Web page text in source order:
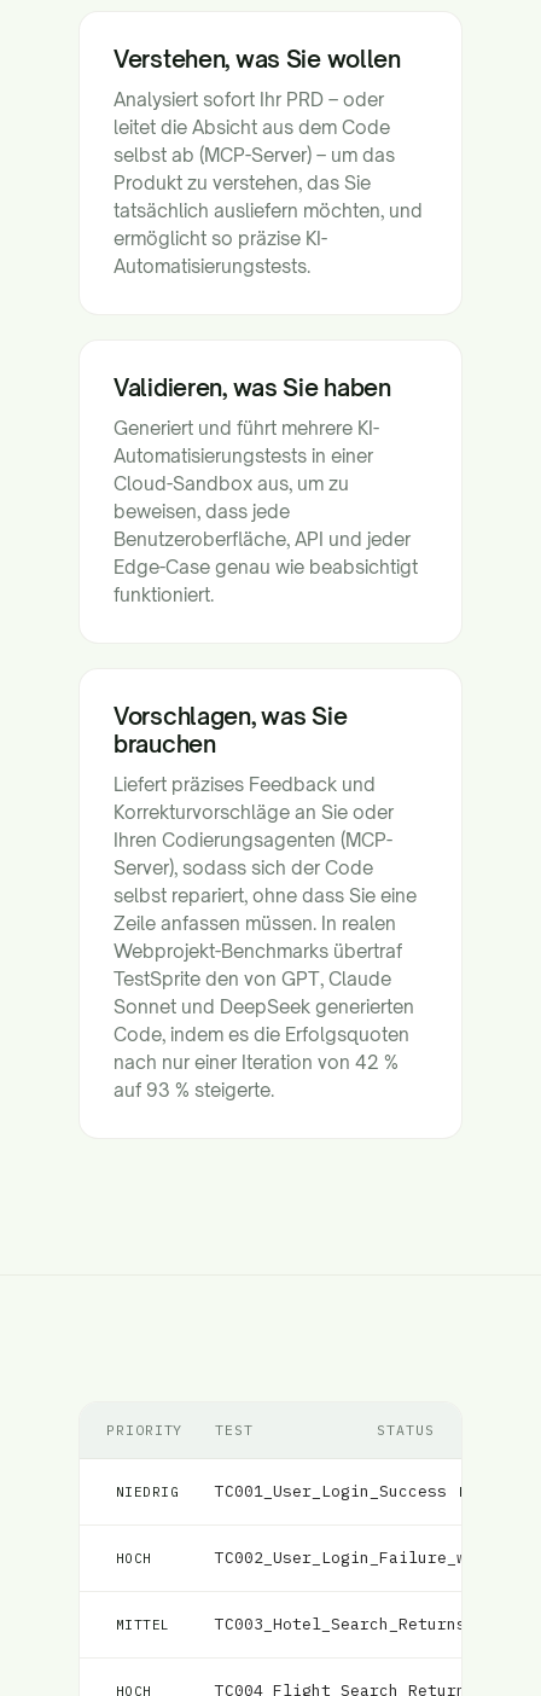
Verstehen, was Sie wollen
Analysiert sofort Ihr PRD – oder
leitet die Absicht aus dem Code
selbst ab (MCP-Server) – um das
Produkt zu verstehen, das Sie
tatsächlich ausliefern möchten, und
ermöglicht so präzise KI-
Automatisierungstests.
Validieren, was Sie haben
Generiert und führt mehrere KI-
Automatisierungstests in einer
Cloud-Sandbox aus, um zu
beweisen, dass jede
Benutzeroberfläche, API und jeder
Edge-Case genau wie beabsichtigt
funktioniert.
Vorschlagen, was Sie
brauchen
Liefert präzises Feedback und
Korrekturvorschläge an Sie oder
Ihren Codierungsagenten (MCP-
Server), sodass sich der Code
selbst repariert, ohne dass Sie eine
Zeile anfassen müssen. In realen
Webprojekt-Benchmarks übertraf
TestSprite den von GPT, Claude
Sonnet und DeepSeek generierten
Code, indem es die Erfolgsquoten
nach nur einer Iteration von 42 %
auf 93 % steigerte.
PRIORITY TEST STATUS
NIEDRIG TC001_User_Login_Success
HOCH
MITTEL
HOCH